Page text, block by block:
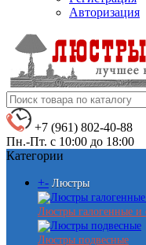
Авторизация
+7 (961) 802-40-88
Пн.-Пт. с 10:00 до 18:00
Категории
+- Люстры
Люстры галогенные и
Люстры подвесные